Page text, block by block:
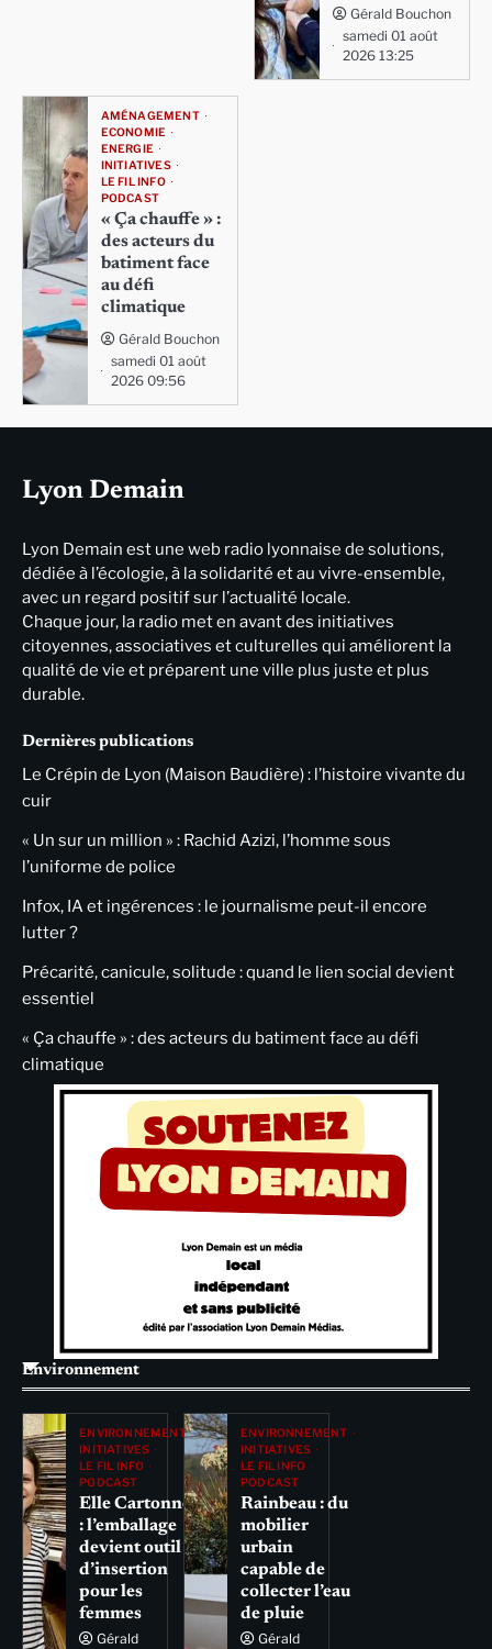
Gérald Bouchon
samedi 01 août
2026 13:25
AMÉNAGEMENT
ECONOMIE
ENERGIE
INITIATIVES
LE FIL INFO
PODCAST
« Ça chauffe » :
des acteurs du
batiment face
au défi
climatique
Gérald Bouchon
samedi 01 août
2026 09:56
Lyon Demain
Lyon Demain est une web radio lyonnaise de solutions,
dédiée à l’écologie, à la solidarité et au vivre-ensemble,
avec un regard positif sur l’actualité locale.
Chaque jour, la radio met en avant des initiatives
citoyennes, associatives et culturelles qui améliorent la
qualité de vie et préparent une ville plus juste et plus
durable.
Dernières publications
Le Crépin de Lyon (Maison Baudière) : l’histoire vivante du
cuir
« Un sur un million » : Rachid Azizi, l’homme sous
l’uniforme de police
Infox, IA et ingérences : le journalisme peut-il encore
lutter ?
Précarité, canicule, solitude : quand le lien social devient
essentiel
« Ça chauffe » : des acteurs du batiment face au défi
climatique
Environnement
ENVIRONNEMENT
INITIATIVES
LE FIL INFO
PODCAST
Elle Cartonne
: l’emballage
devient outil
d’insertion
pour les
femmes
Gérald
ENVIRONNEMENT
INITIATIVES
LE FIL INFO
PODCAST
Rainbeau : du
mobilier
urbain
capable de
collecter l’eau
de pluie
Gérald